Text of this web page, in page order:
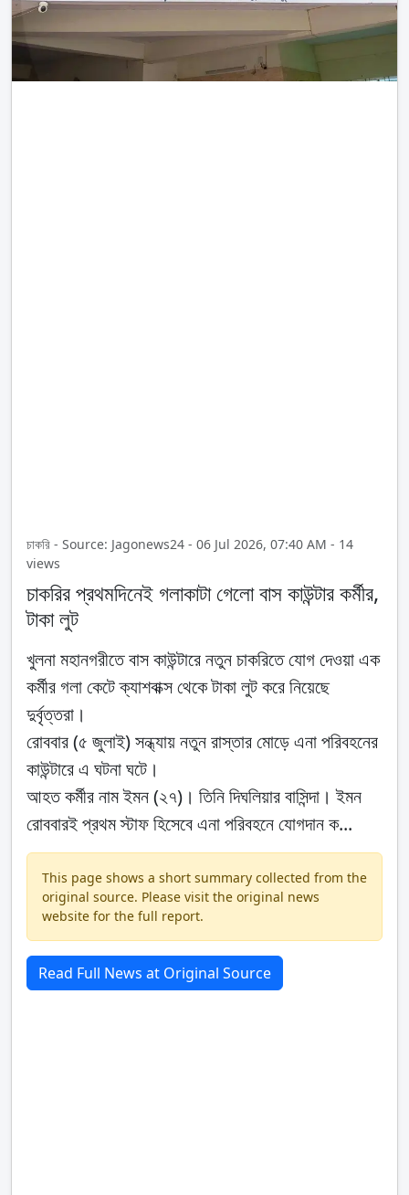
চাকরি - Source: Jagonews24 - 06 Jul 2026, 07:40 AM - 14
views
চাকরির প্রথমদিনেই গলাকাটা গেলো বাস কাউন্টার কর্মীর,
টাকা লুট
খুলনা মহানগরীতে বাস কাউন্টারে নতুন চাকরিতে যোগ দেওয়া এক
কর্মীর গলা কেটে ক্যাশবাক্স থেকে টাকা লুট করে নিয়েছে
দুর্বৃত্তরা।
রোববার (৫ জুলাই) সন্ধ্যায় নতুন রাস্তার মোড়ে এনা পরিবহনের
কাউন্টারে এ ঘটনা ঘটে।
আহত কর্মীর নাম ইমন (২৭)। তিনি দিঘলিয়ার বাসিন্দা। ইমন
রোববারই প্রথম স্টাফ হিসেবে এনা পরিবহনে যোগদান ক...
This page shows a short summary collected from the
original source. Please visit the original news
website for the full report.
Read Full News at Original Source